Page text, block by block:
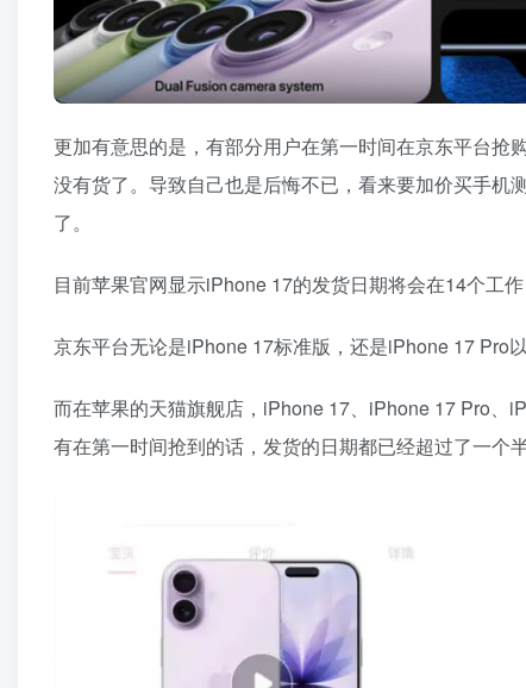
更加有意思的是，有部分用户在第一时间在京东平台
没有货了。导致自己也是后悔不已，看来要加价买手
了。
目前苹果官网显示iPhone 17的发货日期将会在14个工
京东平台无论是iPhone 17标准版，还是iPhone 17 Pro
而在苹果的天猫旗舰店，iPhone 17、iPhone 17 Pro、
有在第一时间抢到的话，发货的日期都已经超过了一个半